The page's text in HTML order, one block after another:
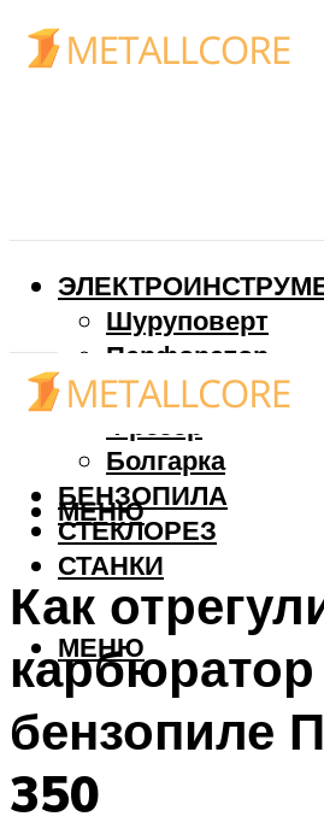
Шуруповерт
Перфоратор
Дрель
Фрезер
Болгарка
БЕНЗОПИЛА
СТЕКЛОРЕЗ
СТАНКИ
МЕНЮ
МЕНЮ
Как
бензопиле
350